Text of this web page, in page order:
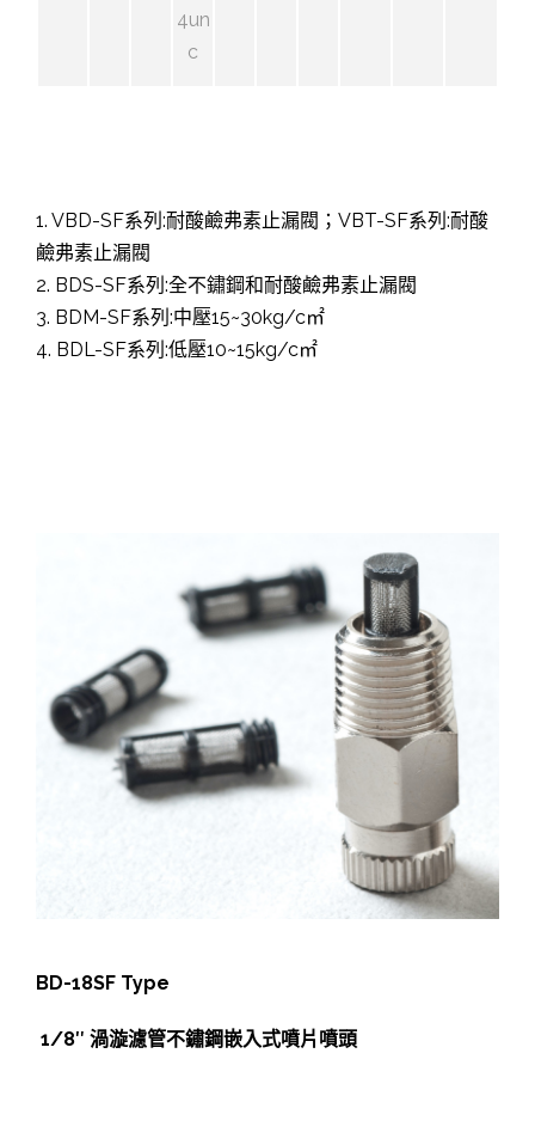
4un
c
1. VBD-SF系列:耐酸鹼弗素止漏閥；VBT-SF系列:耐酸
鹼弗素止漏閥
2. BDS-SF系列:全不鏽鋼和耐酸鹼弗素止漏閥
3. BDM-SF系列:中壓15~30kg/c㎡
4. BDL-SF系列:低壓10~15kg/c㎡
BD-18SF Type
1/8″ 渦漩濾管不鏽鋼嵌入式噴片噴頭